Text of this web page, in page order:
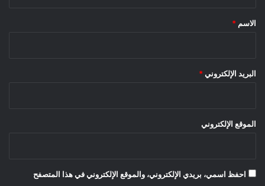
*
الاسم *
البريد الإلكتروني *
الموقع الإلكتروني
احفظ اسمي، بريدي الإلكتروني، والموقع الإلكتروني في هذا المتصفح